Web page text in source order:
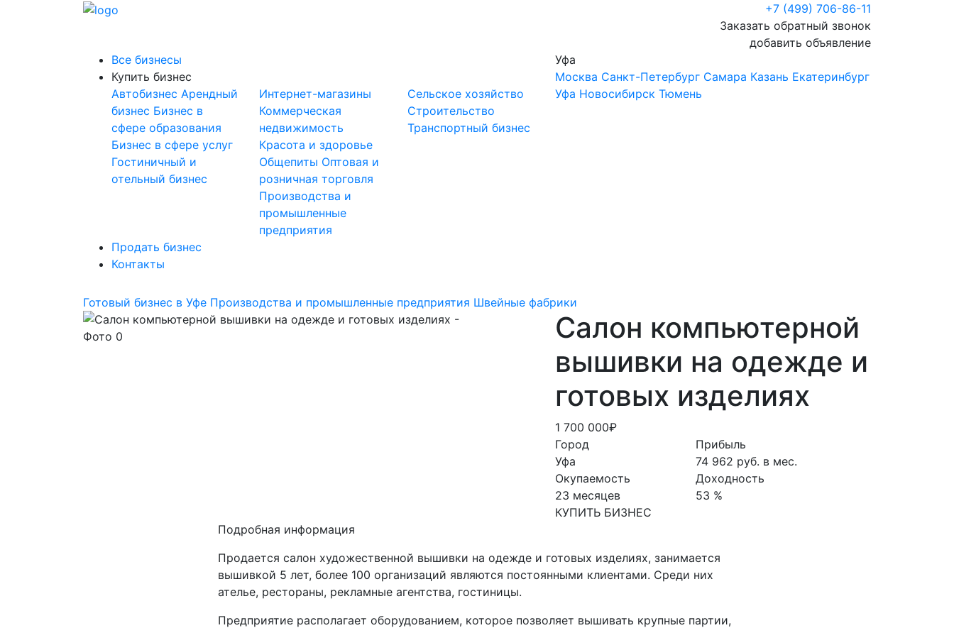
+7 (499) 706-86-11
Заказать обратный звонок
добавить объявление
Все бизнесы
Купить бизнес
Автобизнес Арендный
бизнес Бизнес в
сфере образования
Бизнес в сфере услуг
Гостиничный и
отельный бизнес
Интернет-магазины
Коммерческая
недвижимость
Красота и здоровье
Общепиты Оптовая и
розничная торговля
Производства и
промышленные
предприятия
Сельское хозяйство
Строительство
Транспортный бизнес
Продать бизнес
Контакты
Уфа
Москва Санкт-Петербург Самара Казань Екатеринбург
Уфа Новосибирск Тюмень
Готовый бизнес в Уфе Производства и промышленные предприятия Швейные фабрики
Салон компьютерной
вышивки на одежде и
готовых изделиях
1 700 000₽
Город
Уфа
Окупаемость
23 месяцев
КУПИТЬ БИЗНЕС
Прибыль
74 962 руб. в мес.
Доходность
53 %
Подробная информация
Продается салон художественной вышивки на одежде и готовых изделиях, занимается
вышивкой 5 лет, более 100 организаций являются постоянными клиентами. Среди них
ателье, рестораны, рекламные агентства, гостиницы.
Предприятие располагает оборудованием, которое позволяет вышивать крупные партии,